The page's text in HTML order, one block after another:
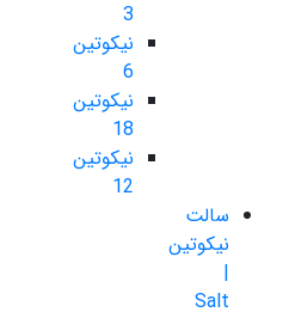
3
نیکوتین
6
نیکوتین
18
نیکوتین
12
سالت
نیکوتین
|
Salt